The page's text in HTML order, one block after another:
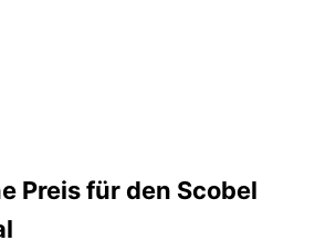
Preis für den Scobel